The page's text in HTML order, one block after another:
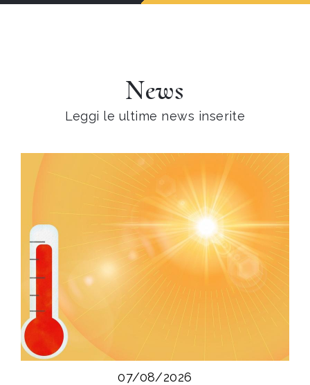
News
Leggi le ultime news inserite
07/08/2026